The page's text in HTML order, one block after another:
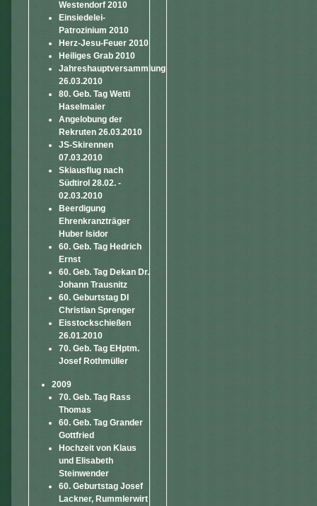
Westendorf 2010
Einsiedelei-
Patrozinium 2010
Herz-Jesu-Feuer 2010
Heiliges Grab 2010
Jahreshauptversammlung
26.03.2010
80. Geb. Tag Wetti
Haselmaier
Angelobung der
Rekruten 26.03.2010
JS-Skirennen
07.03.2010
Skiausflug nach
Südtirol 28.02. -
02.03.2010
Beerdigung
Ehrenkranzträger
Huber Isidor
60. Geb. Tag Hedrich
Ernst
60. Geb. Tag Dekan Dr.
Johann Trausnitz
60. Geburtstag DI
Christian Sprenger
Eisstockschießen
26.01.2010
70. Geb. Tag EHptm.
Josef Rothmüller
2009
70. Geb. Tag Rass
Thomas
60. Geb. Tag Grander
Gottfried
Hochzeit von Klaus
und Elisabeth
Steinwender
60. Geburtstag Josef
Lackner, Rummlerwirt